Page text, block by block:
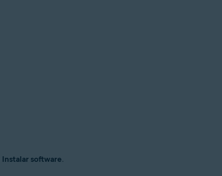
Instalar software.